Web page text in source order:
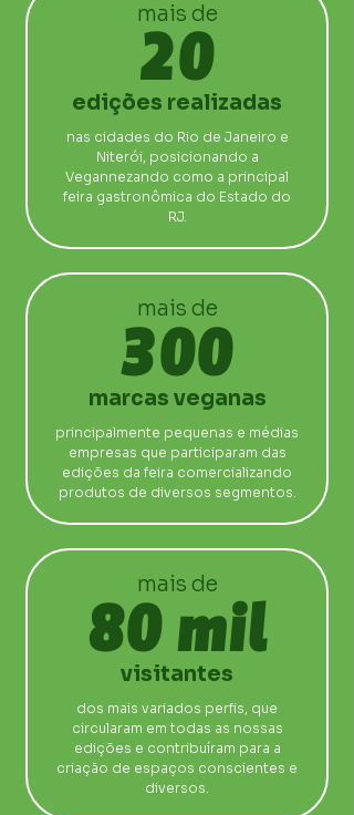
mais de
20
edições realizadas
nas cidades do Rio de Janeiro e
Niterói, posicionando a
Vegannezando como a principal
feira gastronômica do Estado do
RJ.
mais de
300
marcas veganas
principalmente pequenas e médias
empresas que participaram das
edições da feira comercializando
produtos de diversos segmentos.
mais de
80 mil
visitantes
dos mais variados perfis, que
circularam em todas as nossas
edições e contribuíram para a
criação de espaços conscientes e
diversos.